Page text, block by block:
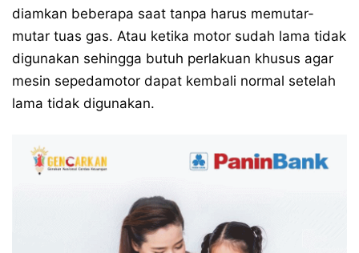
diamkan beberapa saat tanpa harus memutar-
mutar tuas gas. Atau ketika motor sudah lama tidak
digunakan sehingga butuh perlakuan khusus agar
mesin sepedamotor dapat kembali normal setelah
lama tidak digunakan.